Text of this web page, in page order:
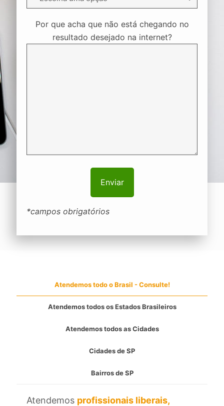
Por que acha que não está chegando no
resultado desejado na internet?
*campos obrigatórios
Atendemos todo o Brasil - Consulte!
Atendemos todos os Estados Brasileiros
Atendemos todos as Cidades
Cidades de SP
Bairros de SP
Atendemos profissionais liberais,